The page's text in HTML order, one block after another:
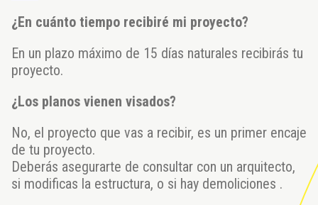
¿En cuánto tiempo recibiré mi proyecto?
En un plazo máximo de 15 días naturales recibirás tu
proyecto.
¿Los planos vienen visados?
No, el proyecto que vas a recibir, es un primer encaje
de tu proyecto.
Deberás asegurarte de consultar con un arquitecto,
si modificas la estructura, o si hay demoliciones .